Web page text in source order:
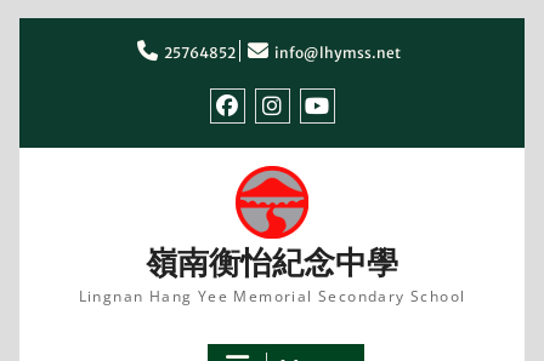
25764852 info@lhymss.net
嶺南衡怡紀念中學
Lingnan Hang Yee Memorial Secondary School